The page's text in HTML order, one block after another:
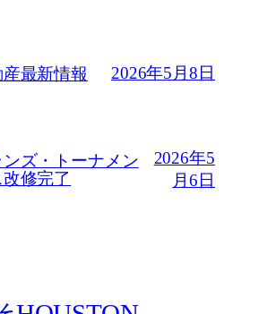
最新情報 2026年5月8日
ズ・トーナメン
改修完了
2026年5
月6日